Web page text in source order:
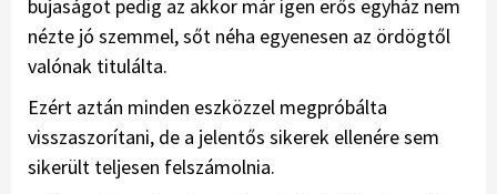
bujaságot pedig az akkor már igen erős egyház nem
nézte jó szemmel, sőt néha egyenesen az ördögtől
valónak titulálta.
Ezért aztán minden eszközzel megpróbálta
visszaszorítani, de a jelentős sikerek ellenére sem
sikerült teljesen felszámolnia.